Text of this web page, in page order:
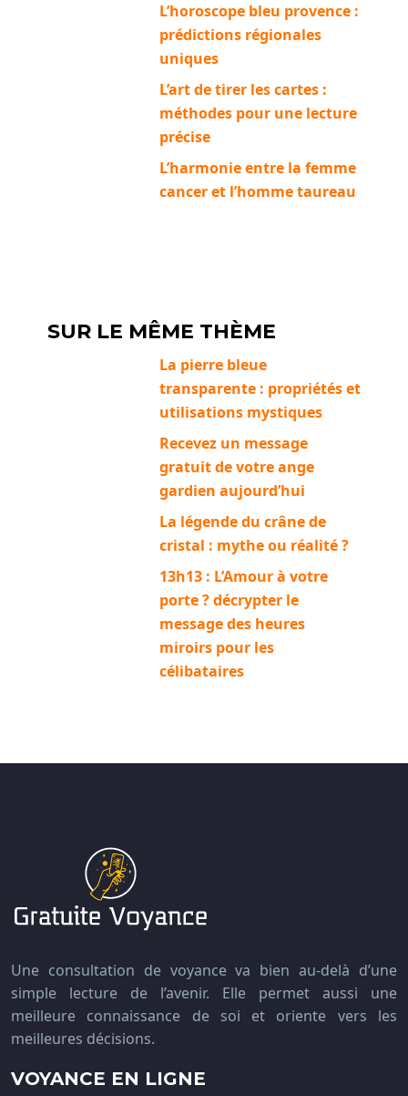
L’horoscope bleu provence :
prédictions régionales
uniques
L’art de tirer les cartes :
méthodes pour une lecture
précise
L’harmonie entre la femme
cancer et l’homme taureau
SUR LE MÊME THÈME
La pierre bleue
transparente : propriétés et
utilisations mystiques
Recevez un message
gratuit de votre ange
gardien aujourd’hui
La légende du crâne de
cristal : mythe ou réalité ?
13h13 : L’Amour à votre
porte ? décrypter le
message des heures
miroirs pour les
célibataires
Une consultation de voyance va bien au-delà d’une
simple lecture de l’avenir. Elle permet aussi une
meilleure connaissance de soi et oriente vers les
meilleures décisions.
VOYANCE EN LIGNE